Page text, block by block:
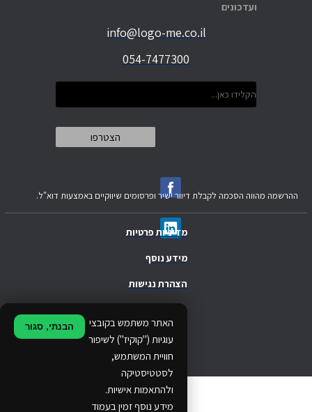
ועדכונים
info@logo-me.co.il
054-7477300
מדיניות פרטיות
האתר משתמש בקובצי
עוגיות ("קוקיז") לשיפור
חוויית המשתמש,
לסטטיסטיקה
ולהתאמות אישיות.
מידע נוסף זמין בעמוד
הבנתי, סגור
מידע נוסף
.
הצהרת נגישות
ההרשמה מהווה הסכמה לקבלת דיוור ישיר ופרסומים שיווקיים באמצעות דוא"ל.
© 2024 Ethos Business. All rights reserved.